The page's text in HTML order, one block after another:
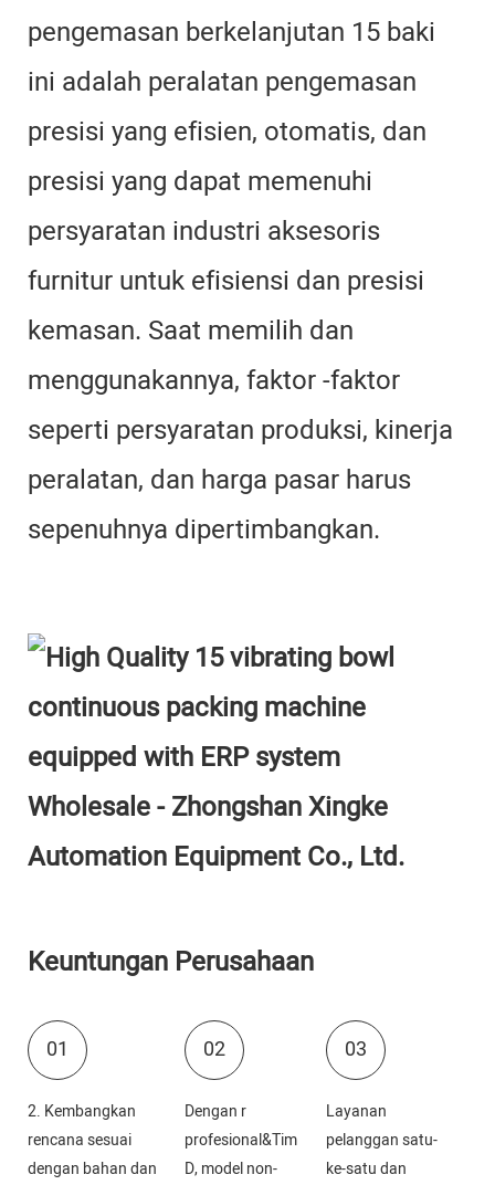
pengemasan berkelanjutan 15 baki
ini adalah peralatan pengemasan
presisi yang efisien, otomatis, dan
presisi yang dapat memenuhi
persyaratan industri aksesoris
furnitur untuk efisiensi dan presisi
kemasan. Saat memilih dan
menggunakannya, faktor -faktor
seperti persyaratan produksi, kinerja
peralatan, dan harga pasar harus
sepenuhnya dipertimbangkan.
Keuntungan Perusahaan
01
2. Kembangkan
rencana sesuai
dengan bahan dan
02
Dengan r
profesional&Tim
D, model non-
03
Layanan
pelanggan satu-
ke-satu dan